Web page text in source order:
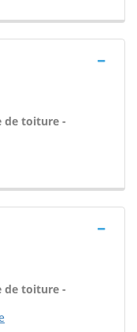
de toiture -
de toiture -